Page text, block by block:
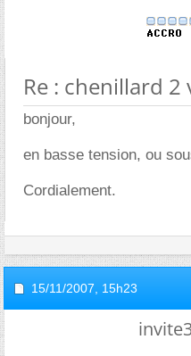
Re : chenillard 2
bonjour,
en basse tension, ou
Cordialement.
15/11/2007, 15h23